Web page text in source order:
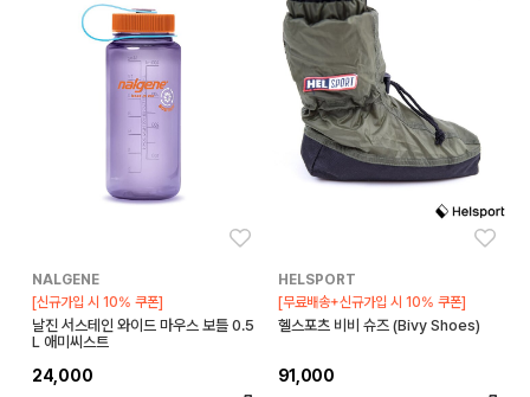
NALGENE
[신규가입 시 10% 쿠폰]
날진 서스테인 와이드 마우스 보틀 0.5
L 애미씨스트
24,000
HELSPORT
[무료배송+신규가입 시 10% 쿠폰]
헬스포츠 비비 슈즈 (Bivy Shoes)
91,000